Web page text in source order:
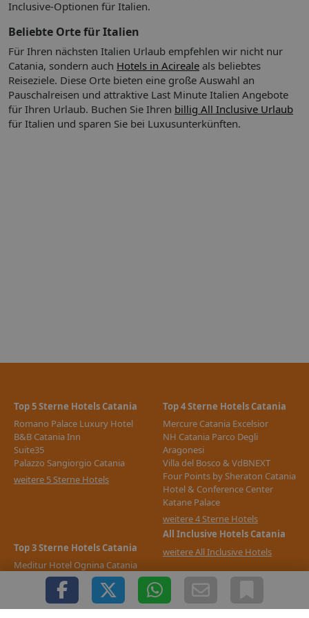
Inclusive-Optionen für Italien.
Beliebte Orte für Italien
Für Ihren nächsten Italien Urlaub empfehlen wir nicht nur
Catania, sondern auch Hotels in Acireale als beliebtes
Reiseziele. Diese Orte bieten eine große Auswahl an
Pauschalreisen und attraktive Last Minute Italien Angebote
für Ihren Urlaub. Buchen Sie Ihren billig All Inclusive Urlaub
für Italien und sparen Sie bei Luxusunterkünften.
Top 5 Sterne Hotels Catania
Romano Palace Luxury Hotel
B&B Catania Inn
Suite35
Palazzo Sangiorgio Catania
weitere 5 Sterne Hotels
Top 4 Sterne Hotels Catania
Mercure Catania Excelsior
NH Catania Parco Degli
Aragonesi
Villa del Bosco & VdBNEXT
Four Points by Sheraton Catania
Hotel & Conference Center
Katane Palace
weitere 4 Sterne Hotels
Top 3 Sterne Hotels Catania
Meditur Hotel Ognina Catania
Best Western Hotel
Mediterraneo
Al Duomo inn B&B
All Inclusive Hotels Catania
weitere All Inclusive Hotels